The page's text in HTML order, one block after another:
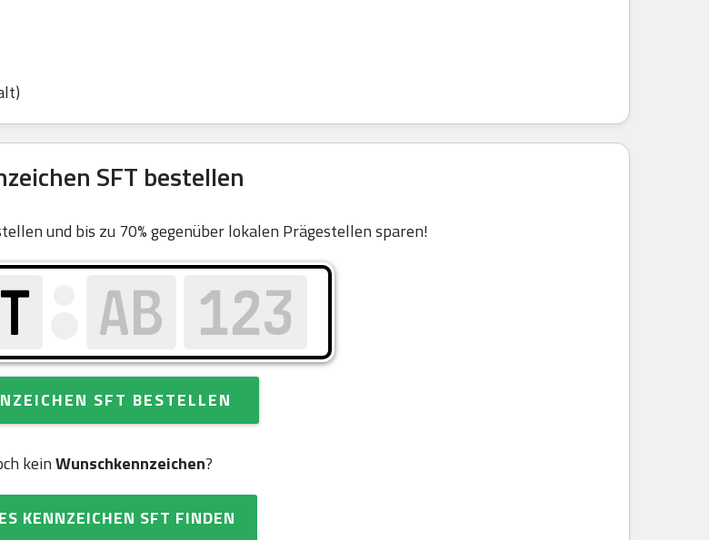
SFT bestellen
und bis zu 70% gegenüber lokalen Prägestellen sparen!
SFT BESTELLEN
keinWunschkennzeichen?
KENNZEICHEN SFT FINDEN